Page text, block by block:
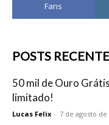
Fans
POSTS
50 mil de Ouro
limitado!
Lucas Felix - 7 de agosto de